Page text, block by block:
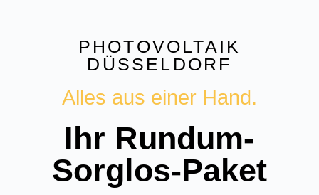
PHOTOVOLTAIK
DÜSSELDORF
Alles aus einer Hand.
Ihr Rundum-
Sorglos-Paket